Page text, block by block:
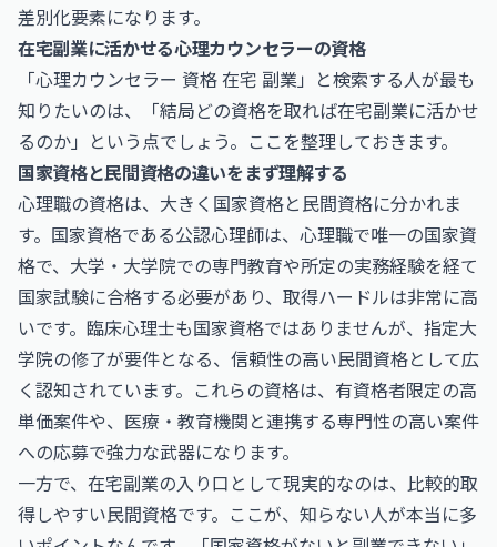
差別化要素になります。
在宅副業に活かせる心理カウンセラーの資格
「心理カウンセラー 資格 在宅 副業」と検索する人が最も
知りたいのは、「結局どの資格を取れば在宅副業に活かせ
るのか」という点でしょう。ここを整理しておきます。
国家資格と民間資格の違いをまず理解する
心理職の資格は、大きく国家資格と民間資格に分かれま
す。国家資格である公認心理師は、心理職で唯一の国家資
格で、大学・大学院での専門教育や所定の実務経験を経て
国家試験に合格する必要があり、取得ハードルは非常に高
いです。臨床心理士も国家資格ではありませんが、指定大
学院の修了が要件となる、信頼性の高い民間資格として広
く認知されています。これらの資格は、有資格者限定の高
単価案件や、医療・教育機関と連携する専門性の高い案件
への応募で強力な武器になります。
一方で、在宅副業の入り口として現実的なのは、比較的取
得しやすい民間資格です。ここが、知らない人が本当に多